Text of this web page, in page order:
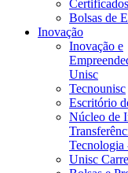
Certificados
Bolsas de
Inovação
Inovação e
Unisc
Tecnounisc
Escritório
Núcleo de
Unisc